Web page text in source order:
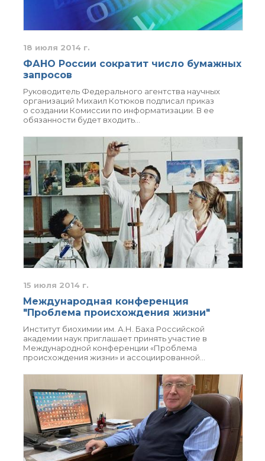
органической химии
РАН (ЦКП ИОХ РАН)
Библиотека
Инфоресурсы
Профком
Документы
Основные
направления
Важнейшие
достижения института
Научный Совет РАН
по органической
химии
Искусственный
интеллект (ИИ)
в химии
Аддитивные
технологии
Электронная
микроскопия
Награды сотрудников
ИОХ РАН
Мероприятия
Конференции
Журналы
Национальные
Разработки
Крупный научный
проект
по приоритетным
направлениям НТР РФ
18 июля 2014 г.
ФАНО России сократит число бумажных
запросов
Руководитель Федерального агентства научных
организаций Михаил Котюков подписал приказ
о создании Комиссии по информатизации. В ее
обязанности будет входить…
15 июля 2014 г.
Международная конференция
"Проблема происхождения жизни"
Институт биохимии им. А.Н. Баха Российской
академии наук приглашает принять участие в
Международной конференции «Проблема
происхождения жизни» и ассоциированной…